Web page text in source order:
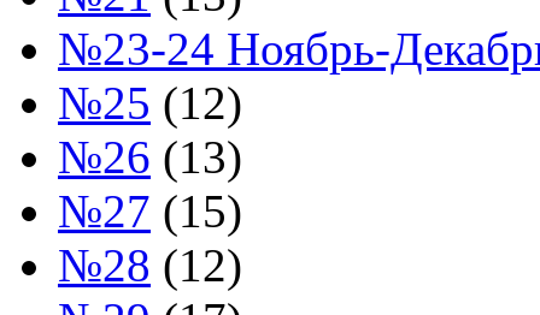
№23-24 Ноябрь-
№25 (12)
№26 (13)
№27 (15)
№28 (12)